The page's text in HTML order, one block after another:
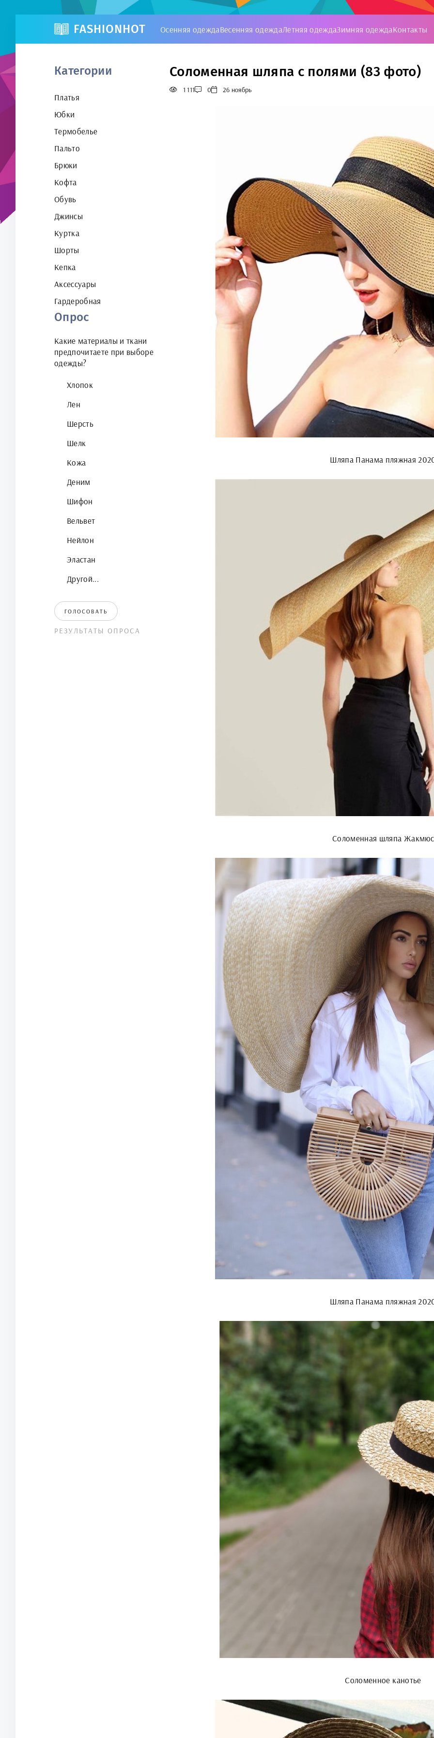
FASHIONHOT Осенняя одеждаВесенняя одеждаЛетняя одеждаЗимняя одеждаКонтакты
Категории
Платья
Юбки
Термобелье
Пальто
Брюки
Кофта
Обувь
Джинсы
Куртка
Шорты
Кепка
Аксессуары
Гардеробная
Опрос
Какие материалы и ткани
предпочитаете при выборе
одежды?
Хлопок
Лен
Шерсть
Шелк
Кожа
Деним
Шифон
Вельвет
Нейлон
Эластан
Другой...
ГОЛОСОВАТЬ
РЕЗУЛЬТАТЫ ОПРОСА
Соломенная шляпа с полями (83 фото)
1 111 0 26 ноябрь
Шляпа Панама пляжная
Соломенная шляпа Жакмюс
Шляпа Панама пляжная
Соломенное канотье